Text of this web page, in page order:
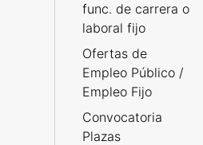
func. de carrera o
laboral fijo
Ofertas de
Empleo Público /
Empleo Fijo
Convocatoria
Plazas